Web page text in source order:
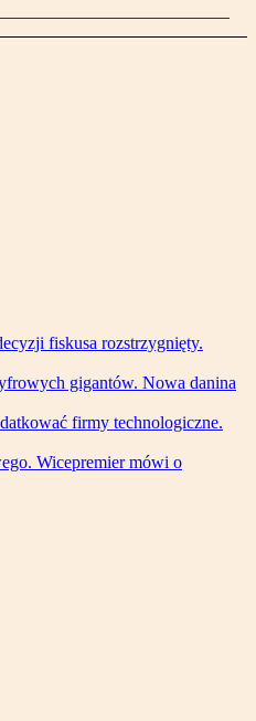
fiskusa rozstrzygnięty.
gigantów. Nowa danina
firmy technologiczne.
Wicepremier mówi o